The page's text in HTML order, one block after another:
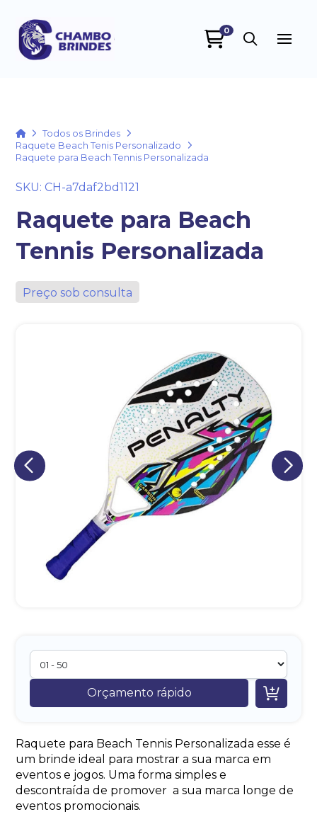
0
HomeTodos os Brindes
Raquete Beach Tenis Personalizado
Raquete para Beach Tennis Personalizada
SKU: CH-a7daf2bd1121
Raquete para Beach
Tennis Personalizada
Preço sob consulta
Orçamento rápido 
Raquete para Beach Tennis Personalizada esse é
um brinde ideal para mostrar a sua marca em
eventos e jogos. Uma forma simples e
descontraída de promover a sua marca longe de
eventos promocionais.
+55
Eu concordo em receber comunicações.
A nossa empresa está comprometida a proteger e respeitar
sua privacidade, utilizaremos seus dados apenas para fins
de marketing. Você pode alterar suas preferências a
qualquer momento.
Iniciar conversa